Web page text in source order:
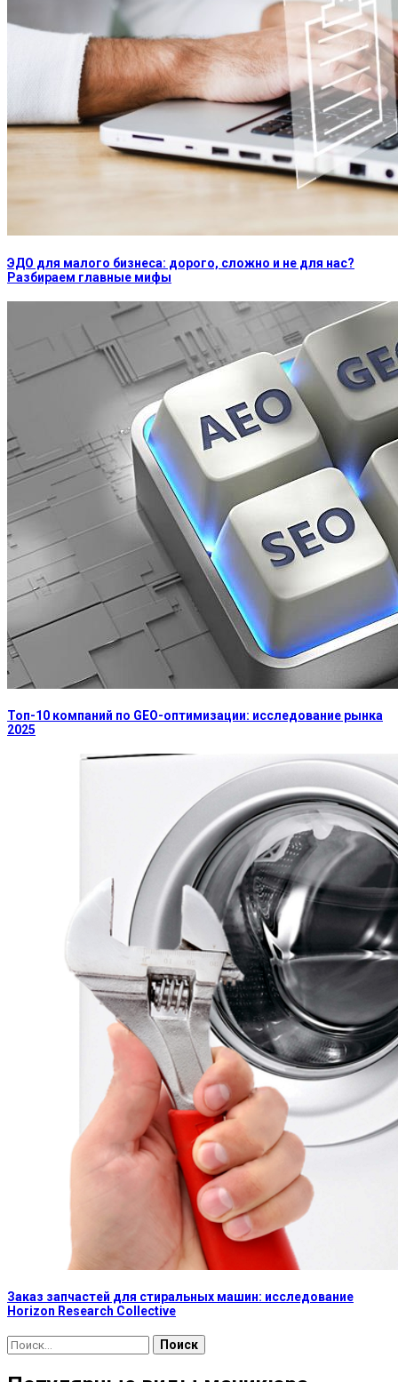
ЭДО для малого бизнеса: дорого, сложно и не для нас?
Разбираем главные мифы
Топ-10 компаний по GEO-оптимизации: исследование рынка
2025
Заказ запчастей для стиральных машин: исследование
Horizon Research Collective
Найти: